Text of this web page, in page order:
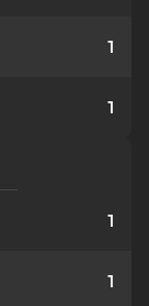
1
1
1
1